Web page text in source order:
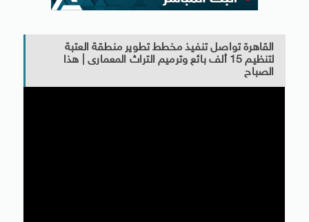
القاهرة تواصل تنفيذ مخطط تطوير منطقة العتبة
لتنظيم 15 ألف بائع وترميم التراث المعمارى | هذا
الصباح